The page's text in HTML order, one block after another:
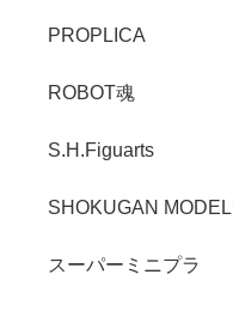
PROPLICA
ROBOT魂
S.H.Figuarts
SHOKUGAN
スーパーミニプラ